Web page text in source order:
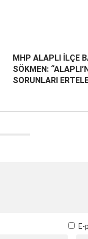
MHP ALAPLI İLÇE
SÖKMEN:
SORUNLARI
E-